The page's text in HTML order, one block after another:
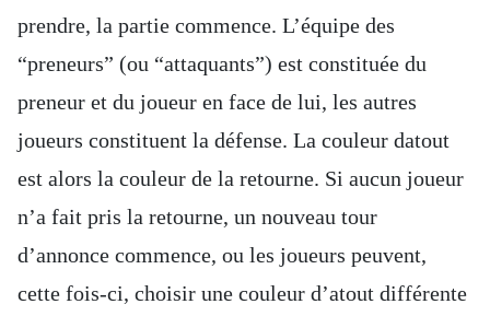
prendre, la partie commence. L’équipe des
“preneurs” (ou “attaquants”) est constituée du
preneur et du joueur en face de lui, les autres
joueurs constituent la défense. La couleur datout
est alors la couleur de la retourne. Si aucun joueur
n’a fait pris la retourne, un nouveau tour
d’annonce commence, ou les joueurs peuvent,
cette fois-ci, choisir une couleur d’atout différente